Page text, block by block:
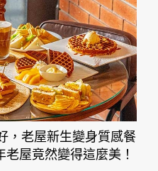
，老屋新生變身質感餐
屋竟然變得這麼美！